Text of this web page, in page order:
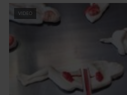
VIDEO